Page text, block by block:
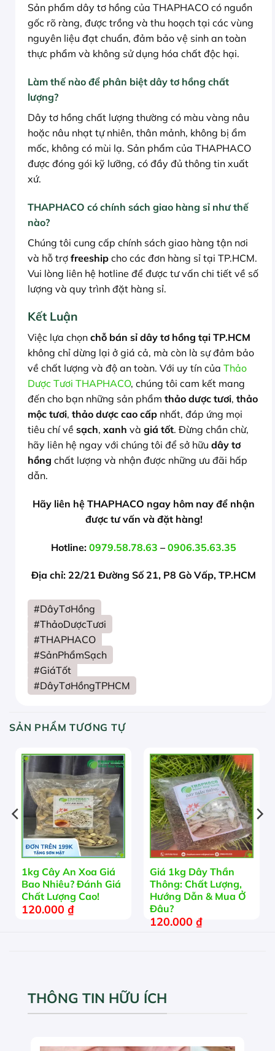
Sản phẩm dây tơ hồng của THAPHACO có nguồn
gốc rõ ràng, được trồng và thu hoạch tại các vùng
nguyên liệu đạt chuẩn, đảm bảo vệ sinh an toàn
thực phẩm và không sử dụng hóa chất độc hại.
Làm thế nào để phân biệt dây tơ hồng chất
lượng?
Dây tơ hồng chất lượng thường có màu vàng nâu
hoặc nâu nhạt tự nhiên, thân mảnh, không bị ẩm
mốc, không có mùi lạ. Sản phẩm của THAPHACO
được đóng gói kỹ lưỡng, có đầy đủ thông tin xuất
xứ.
THAPHACO có chính sách giao hàng sỉ như thế
nào?
Chúng tôi cung cấp chính sách giao hàng tận nơi
và hỗ trợ freeship cho các đơn hàng sỉ tại TP.HCM.
Vui lòng liên hệ hotline để được tư vấn chi tiết về số
lượng và quy trình đặt hàng sỉ.
Kết Luận
Việc lựa chọn chỗ bán sỉ dây tơ hồng tại TP.HCM
không chỉ dừng lại ở giá cả, mà còn là sự đảm bảo
về chất lượng và độ an toàn. Với uy tín của Thảo
Dược Tươi THAPHACO, chúng tôi cam kết mang
đến cho bạn những sản phẩm thảo dược tươi, thảo
mộc tươi, thảo dược cao cấp nhất, đáp ứng mọi
tiêu chí về sạch, xanh và giá tốt. Đừng chần chừ,
hãy liên hệ ngay với chúng tôi để sở hữu dây tơ
hồng chất lượng và nhận được những ưu đãi hấp
dẫn.
Hãy liên hệ THAPHACO ngay hôm nay để nhận
được tư vấn và đặt hàng!
Hotline: 0979.58.78.63 – 0906.35.63.35
Địa chỉ: 22/21 Đường Số 21, P8 Gò Vấp, TP.HCM
#DâyTơHồng
#ThảoDượcTươi
#THAPHACO
#SảnPhẩmSạch
#GiáTốt
#DâyTơHồngTPHCM
SẢN PHẨM TƯƠNG TỰ
1kg Cây An Xoa Giá
Bao Nhiêu? Đánh Giá
Chất Lượng Cao!
120.000 ₫
Giá 1kg Dây Thần
Thông: Chất Lượng,
Hướng Dẫn & Mua Ở
Đâu?
120.000 ₫
THÔNG TIN HỮU ÍCH